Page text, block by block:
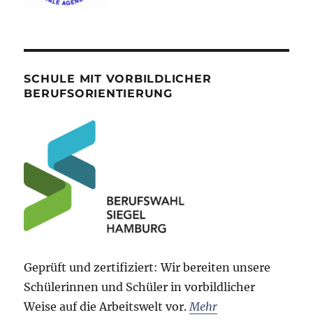
SCHULE MIT VORBILDLICHER
BERUFSORIENTIERUNG
Geprüft und zertifiziert: Wir bereiten unsere
Schülerinnen und Schüler in vorbildlicher
Weise auf die Arbeitswelt vor. Mehr